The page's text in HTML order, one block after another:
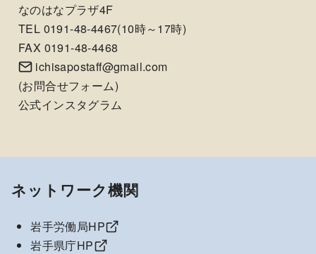
なのはなプラザ4F
TEL 0191-48-4467(10時～17時)
FAX 0191-48-4468
ichisapostaff@gmail.com
(お問合せフォーム)
公式インスタグラム
ネットワーク機関
岩手労働局HP
岩手県庁HP